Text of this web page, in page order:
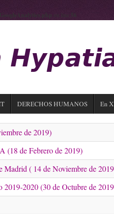
on line 56
DERECHOS HUMANOS En
de 2019)
de Febrero de 2019)
Madrid ( 14 de Noviembre de
2019-2020 (30 de Octubre de